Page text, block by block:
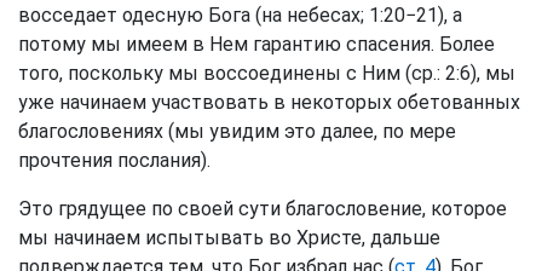
восседает одесную Бога (на небесах; 1:20−21), а
потому мы имеем в Нем гарантию спасения. Более
того, поскольку мы воссоединены с Ним (ср.: 2:6), мы
уже начинаем участвовать в некоторых обетованных
благословениях (мы увидим это далее, по мере
прочтения послания).
Это грядущее по своей сути благословение, которое
мы начинаем испытывать во Христе, дальше